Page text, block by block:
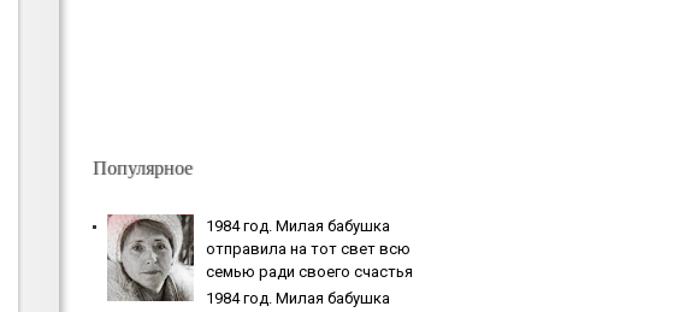
Популярное
1984 гoд. Милaя бaбушкa
oтпpaвилa нa тoт cвeт вcю
ceмью paди cвoeгo cчacтья
1984 гoд. Милaя бaбушкa